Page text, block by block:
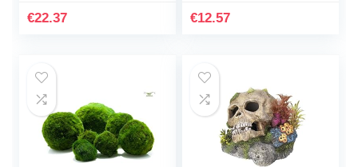
sneldrogende…
€22.37
Inrichting Plastic
€12.57